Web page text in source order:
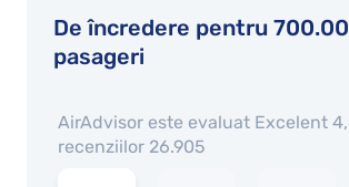
De încredere pentru
pasageri
AirAdvisor este evaluat Excelent
recenziilor 26.905